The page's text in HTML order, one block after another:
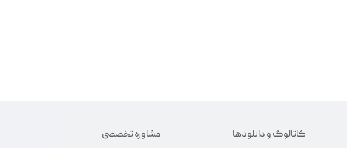
کاتالوگ و دانلود‌ها مشاوره تخصصی